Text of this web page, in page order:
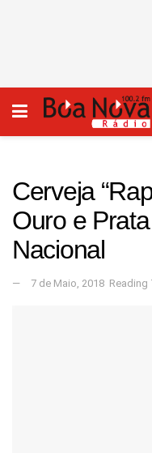
Cerveja
Ouro e
Nacional
7 de Maio, 2018 Reading